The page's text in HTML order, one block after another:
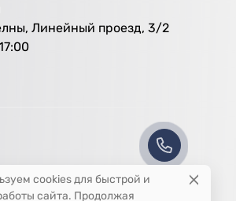
Линейный проезд, 3/2
cookies для быстрой и
сайта. Продолжая